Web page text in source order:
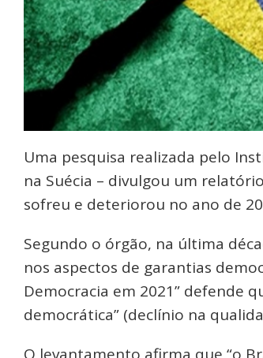
Uma pesquisa realizada pelo
na Suécia – divulgou um
sofreu e deteriorou no ano de
Segundo o órgão, na última
nos aspectos de garantias
Democracia em 2021” defende
democrática” (declínio na
O levantamento afirma que “o